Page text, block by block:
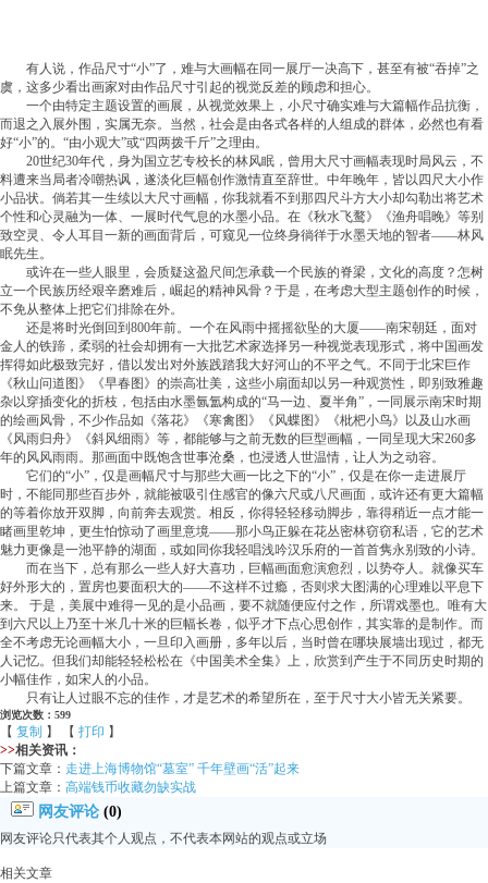
有人说，作品尺寸“小”了，难与大画幅在同一展厅一决高下，甚至有被“吞掉”之
虞，这多少看出画家对由作品尺寸引起的视觉反差的顾虑和担心。
一个由特定主题设置的画展，从视觉效果上，小尺寸确实难与大篇幅作品抗衡，
而退之入展外围，实属无奈。当然，社会是由各式各样的人组成的群体，必然也有看
好“小”的。“由小观大”或“四两拨千斤”之理由。
20世纪30年代，身为国立艺专校长的林风眠，曾用大尺寸画幅表现时局风云，不
料遭来当局者冷嘲热讽，遂淡化巨幅创作激情直至辞世。中年晚年，皆以四尺大小作
小品状。倘若其一生续以大尺寸画幅，你我就看不到那四尺斗方大小却勾勒出将艺术
个性和心灵融为一体、一展时代气息的水墨小品。在《秋水飞鹜》《渔舟唱晚》等别
致空灵、令人耳目一新的画面背后，可窥见一位终身徜徉于水墨天地的智者——林风
眠先生。
或许在一些人眼里，会质疑这盈尺间怎承载一个民族的脊梁，文化的高度？怎树
立一个民族历经艰辛磨难后，崛起的精神风骨？于是，在考虑大型主题创作的时候，
不免从整体上把它们排除在外。
还是将时光倒回到800年前。一个在风雨中摇摇欲坠的大厦——南宋朝廷，面对
金人的铁蹄，柔弱的社会却拥有一大批艺术家选择另一种视觉表现形式，将中国画发
挥得如此极致完好，借以发出对外族践踏我大好河山的不平之气。不同于北宋巨作
《秋山问道图》《早春图》的崇高壮美，这些小扇面却以另一种观赏性，即别致雅趣
杂以穿插变化的折枝，包括由水墨氤氲构成的“马一边、夏半角”，一同展示南宋时期
的绘画风骨，不少作品如《落花》《寒禽图》《风蝶图》《枇杷小鸟》以及山水画
《风雨归舟》《斜风细雨》等，都能够与之前无数的巨型画幅，一同呈现大宋260多
年的风风雨雨。那画面中既饱含世事沧桑，也浸透人世温情，让人为之动容。
它们的“小”，仅是画幅尺寸与那些大画一比之下的“小”，仅是在你一走进展厅
时，不能同那些百步外，就能被吸引住感官的像六尺或八尺画面，或许还有更大篇幅
的等着你放开双脚，向前奔去观赏。相反，你得轻轻移动脚步，靠得稍近一点才能一
睹画里乾坤，更生怕惊动了画里意境——那小鸟正躲在花丛密林窃窃私语，它的艺术
魅力更像是一池平静的湖面，或如同你我轻唱浅吟汉乐府的一首首隽永别致的小诗。
而在当下，总有那么一些人好大喜功，巨幅画面愈演愈烈，以势夺人。就像买车
好外形大的，置房也要面积大的——不这样不过瘾，否则求大图满的心理难以平息下
来。 于是，美展中难得一见的是小品画，要不就随便应付之作，所谓戏墨也。唯有大
到六尺以上乃至十米几十米的巨幅长卷，似乎才下点心思创作，其实靠的是制作。而
全不考虑无论画幅大小，一旦印入画册，多年以后，当时曾在哪块展墙出现过，都无
人记忆。但我们却能轻轻松松在《中国美术全集》上，欣赏到产生于不同历史时期的
小幅佳作，如宋人的小品。
只有让人过眼不忘的佳作，才是艺术的希望所在，至于尺寸大小皆无关紧要。
浏览次数：599
【 复制 】 【 打印 】
>>相关资讯：
下篇文章： 走进上海博物馆“墓室” 千年壁画“活”起来
上篇文章： 高端钱币收藏勿缺实战
网友评论 (0)
网友评论只代表其个人观点，不代表本网站的观点或立场
相关文章